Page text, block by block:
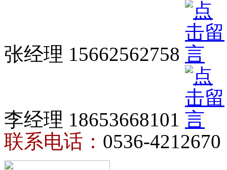
张经理 15662562758
李经理 18653668101
联系电话： 0536-4212670